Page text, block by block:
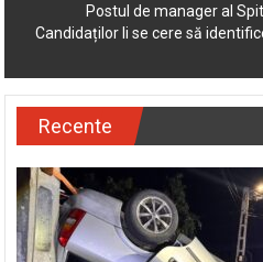
Postul de manager al
Candidaților li se cere să
Recente